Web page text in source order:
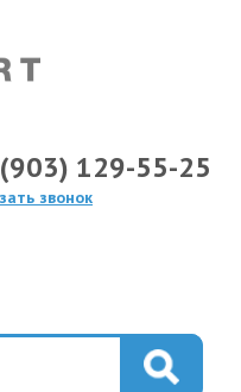
129-55-25
звонок